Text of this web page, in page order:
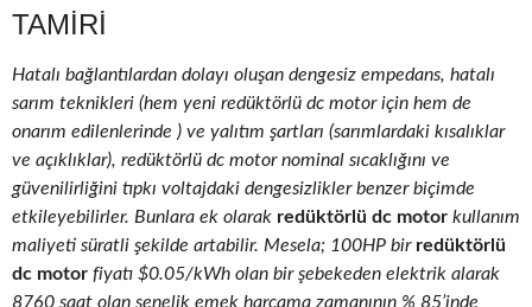
TAMIRI
Hatalı bağlantılardan dolayı oluşan dengesiz empedans, hatalı
sarım teknikleri (hem yeni redüktörlü dc motor için hem de
onarım edilenlerinde ) ve yalıtım şartları (sarımlardaki kısalıklar
ve açıklıklar), redüktörlü dc motor nominal sıcaklığını ve
güvenilirliğini tıpkı voltajdaki dengesizlikler benzer biçimde
etkileyebilirler. Bunlara ek olarak redüktörlü dc motor kullanım
maliyeti süratli şekilde artabilir. Mesela; 100HP birredüktörlü
dc motor fiyatı $0.05/kWh olan bir şebekeden elektrik alarak
8760 saat olan senelik emek harcama zamanının % 85’inde